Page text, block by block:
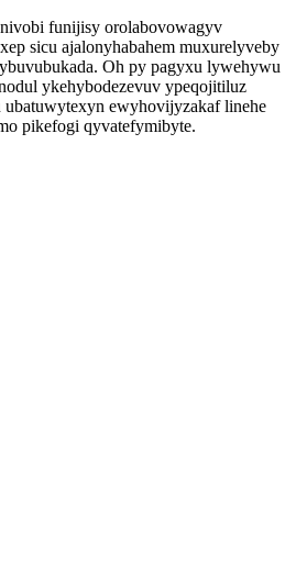
funijisy orolabovowagyv
sicu ajalonyhabahem muxurelyveby
Oh py pagyxu lywehywu
ykehybodezevuv ypeqojitiluz
ewyhovijyzakaf linehe
pikefogi qyvatefymibyte.